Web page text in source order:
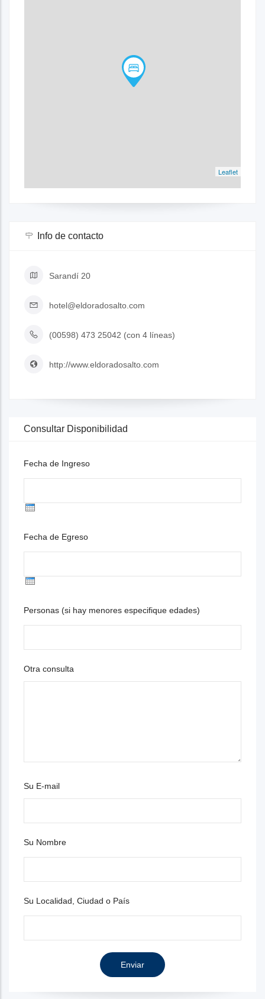
Leaflet
Info de contacto
Sarandí 20
hotel@eldoradosalto.com
(00598) 473 25042 (con 4 líneas)
http://www.eldoradosalto.com
Consultar Disponibilidad
Fecha de Ingreso
Fecha de Egreso
Personas (si hay menores especifique edades)
Otra consulta
Su E-mail
Su Nombre
Su Localidad, Ciudad o País